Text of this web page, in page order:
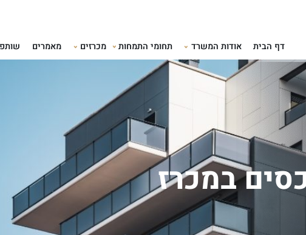
תחומי התמחות מכרזים מאמרים שותפים המלצות
במכרז